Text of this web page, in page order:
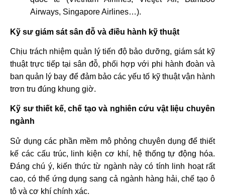
Airways, Singapore Airlines…).
Kỹ sư giám sát sân đỗ và điều hành kỹ thuật
Chịu trách nhiệm quản lý tiến độ bảo dưỡng, giám sát kỹ
thuật trực tiếp tại sân đỗ, phối hợp với phi hành đoàn và
ban quản lý bay để đảm bảo các yếu tố kỹ thuật vận hành
trơn tru đúng khung giờ.
Kỹ sư thiết kế, chế tạo và nghiên cứu vật liệu chuyên
ngành
Sử dụng các phần mềm mô phỏng chuyên dụng để thiết
kế các cấu trúc, linh kiện cơ khí, hệ thống tự động hóa.
Đáng chú ý, kiến thức từ ngành này có tính linh hoạt rất
cao, có thể ứng dụng sang cả ngành hàng hải, chế tạo ô
tô và cơ khí chính xác.